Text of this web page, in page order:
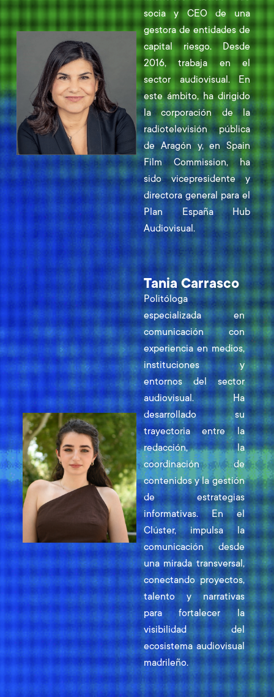
socia y CEO de una
gestora de entidades de
capital riesgo. Desde
2016, trabaja en el
sector audiovisual. En
este ámbito, ha dirigido
la corporación de la
radiotelevisión pública
de Aragón y, en Spain
Film Commission, ha
sido vicepresidente y
directora general para el
Plan España Hub
Audiovisual.
Tania Carrasco
Politóloga
especializada en
comunicación con
experiencia en medios,
instituciones y
entornos del sector
audiovisual. Ha
desarrollado su
trayectoria entre la
redacción, la
coordinación de
contenidos y la gestión
de estrategias
informativas. En el
Clúster, impulsa la
comunicación desde
una mirada transversal,
conectando proyectos,
talento y narrativas
para fortalecer la
visibilidad del
ecosistema audiovisual
madrileño.